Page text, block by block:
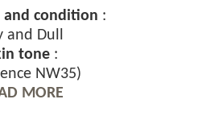
and condition :
and Dull
tone:
NW35)
MORE